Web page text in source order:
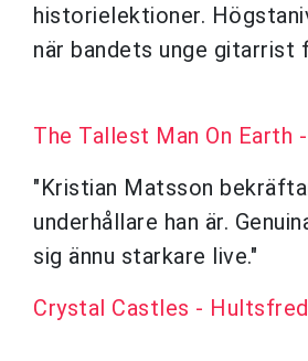
historielektioner.
när bandets unge
The Tallest Man On
"Kristian Matsson
underhållare han är.
sig ännu starkare live."
Crystal Castles -